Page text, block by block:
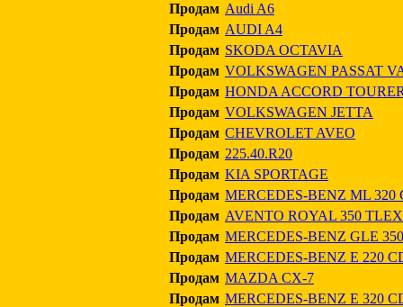
Продам Audi A6
Продам AUDI A4
Продам SKODA OCTAVIA
Продам VOLKSWAGEN PASSAT
Продам HONDA ACCORD
Продам VOLKSWAGEN JETTA
Продам CHEVROLET AVEO
Продам 225.40.R20
Продам KIA SPORTAGE
Продам MERCEDES-BENZ ML 320
Продам AVENTO ROYAL 350
Продам MERCEDES-BENZ GLE
Продам MERCEDES-BENZ E 220
Продам MAZDA CX-7
Продам MERCEDES-BENZ E 320